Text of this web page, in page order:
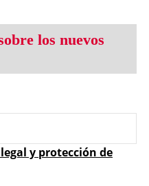
los nuevos
y protección de